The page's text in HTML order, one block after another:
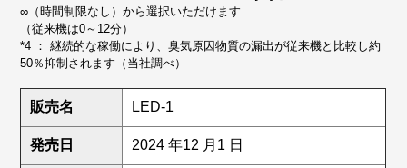
∞（時間制限なし）から選択いただけます
（従来機は0～12分）
*4 ： 継続的な稼働により、臭気原因物質の漏出が従来機と比較し約
50％抑制されます（当社調べ）
販売名 LED-1
発売日 2024 年12 月1 日